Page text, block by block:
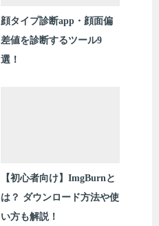
顔タイプ診断app・顔面偏
差値を診断するツール9
選！
【初心者向け】ImgBurnと
は？ ダウンロード方法や使
い方も解説！